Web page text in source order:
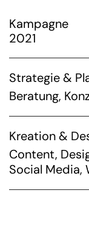
Kampagne
2021
Strategie &
Beratung,
Kreation &
Content,
Social Media,